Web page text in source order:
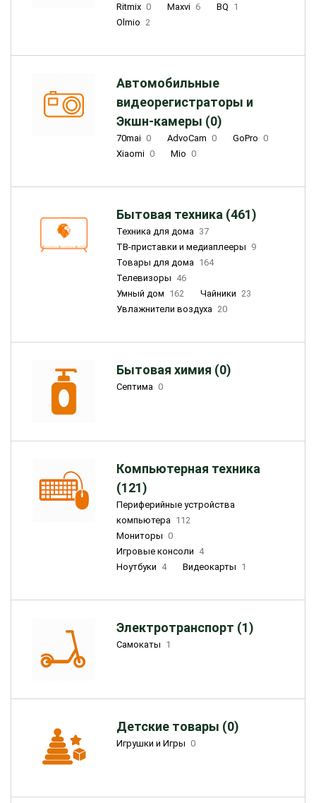
Ritmix 0 Maxvi 6 BQ 1
Olmio 2
Автомобильные
видеорегистраторы и
Экшн-камеры (0)
70mai 0 AdvoCam 0 GoPro 0
Xiaomi 0 Mio 0
Бытовая техника (461)
Техника для дома 37
ТВ-приставки и медиаплееры 9
Товары для дома 164
Телевизоры 46
Умный дом 162 Чайники 23
Увлажнители воздуха 20
Бытовая химия (0)
Септима 0
Компьютерная техника
(121)
Периферийные устройства
компьютера 112
Мониторы 0
Игровые консоли 4
Ноутбуки 4 Видеокарты 1
Электротранспорт (1)
Самокаты 1
Детские товары (0)
Игрушки и Игры 0